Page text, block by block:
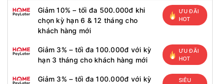
Giảm 10% – tối đa 500.000đ khi
chọn kỳ hạn 6 & 12 tháng cho
khách hàng mới
ƯU ĐÃI
HOT
Giảm 3% – tối đa 100.000đ với kỳ
hạn 3 tháng cho khách hàng mới
ƯU ĐÃI
HOT
Giảm 3% – tối đa 100.000đ với kỳ
SIÊU